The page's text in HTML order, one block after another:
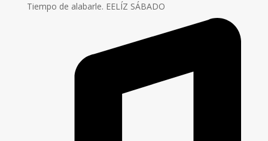
Tiempo de alabarle. EELÍZ SÁBADO